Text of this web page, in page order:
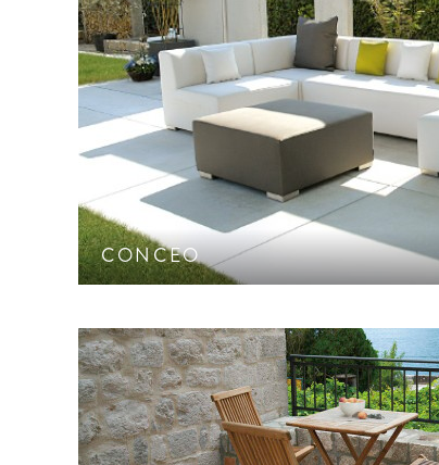
CONCEO
XXL-Plattensystem mit gestrahlter
Hochleistungsbeton-